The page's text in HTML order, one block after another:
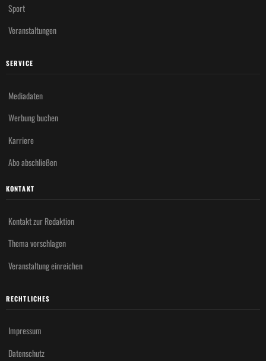
Sport
Veranstaltungen
SERVICE
Mediadaten
Werbung buchen
Karriere
Abo abschließen
KONTAKT
Kontakt zur Redaktion
Thema vorschlagen
Veranstaltung einreichen
RECHTLICHES
Impressum
Datenschutz